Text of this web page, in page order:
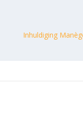
Inhuldiging